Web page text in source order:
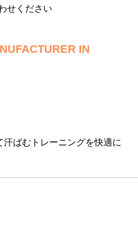
せください
IN
ばむトレーニングを快適に